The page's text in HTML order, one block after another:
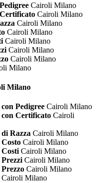
Cairoli Milano
Cairoli Milano
Cairoli Milano
Cairoli Milano
Cairoli Milano
Cairoli Milano
Cairoli Milano
Milano
Milano
Pedigree Cairoli Milano
Certificato Cairoli
Razza Cairoli Milano
Cairoli Milano
Cairoli Milano
Cairoli Milano
Cairoli Milano
Cairoli Milano